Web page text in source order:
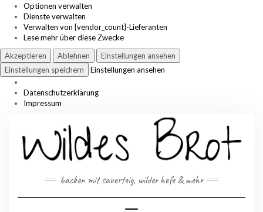
Optionen verwalten
Dienste verwalten
Verwalten von {vendor_count}-Lieferanten
Lese mehr über diese Zwecke
Akzeptieren
Ablehnen
Einstellungen ansehen
Einstellungen speichern
Einstellungen ansehen
Datenschutzerklärung
Impressum
content
backen mit sauerteig, wilder hefe & mehr